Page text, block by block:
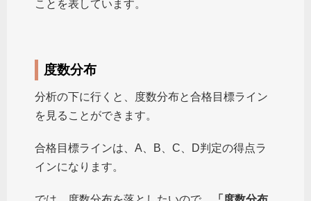
ことを表しています。
度数分布
分析の下に行くと、度数分布と合格目標ライン
を見ることができます。
合格目標ラインは、A、B、C、D判定の得点ラ
インになります。